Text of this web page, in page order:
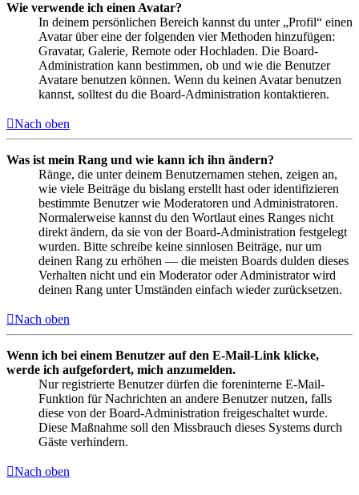
Wie verwende ich einen Avatar?
In deinem persönlichen Bereich kannst du unter „Profil“ einen
Avatar über eine der folgenden vier Methoden hinzufügen:
Gravatar, Galerie, Remote oder Hochladen. Die Board-
Administration kann bestimmen, ob und wie die Benutzer
Avatare benutzen können. Wenn du keinen Avatar benutzen
kannst, solltest du die Board-Administration kontaktieren.
Nach oben
Was ist mein Rang und wie kann ich ihn ändern?
Ränge, die unter deinem Benutzernamen stehen, zeigen an,
wie viele Beiträge du bislang erstellt hast oder identifizieren
bestimmte Benutzer wie Moderatoren und Administratoren.
Normalerweise kannst du den Wortlaut eines Ranges nicht
direkt ändern, da sie von der Board-Administration festgelegt
wurden. Bitte schreibe keine sinnlosen Beiträge, nur um
deinen Rang zu erhöhen — die meisten Boards dulden dieses
Verhalten nicht und ein Moderator oder Administrator wird
deinen Rang unter Umständen einfach wieder zurücksetzen.
Nach oben
Wenn ich bei einem Benutzer auf den E-Mail-Link klicke,
werde ich aufgefordert, mich anzumelden.
Nur registrierte Benutzer dürfen die foreninterne E-Mail-
Funktion für Nachrichten an andere Benutzer nutzen, falls
diese von der Board-Administration freigeschaltet wurde.
Diese Maßnahme soll den Missbrauch dieses Systems durch
Gäste verhindern.
Nach oben